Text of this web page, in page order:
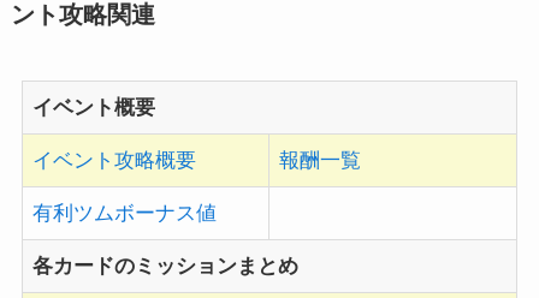
ント攻略関連
イベント概要
イベント攻略概要 報酬一覧
有利ツムボーナス値
各カードのミッションまとめ